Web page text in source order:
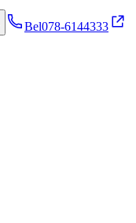
Bel078-6144333